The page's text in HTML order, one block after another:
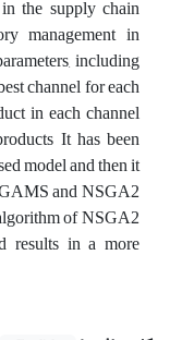
the supply chain
management in
including
channel for each
in each channel
It has been
model and then it
and NSGA2
of NSGA2
results in a more